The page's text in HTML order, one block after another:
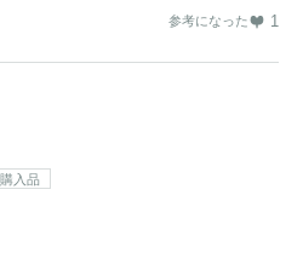
参考になった 1
購入品